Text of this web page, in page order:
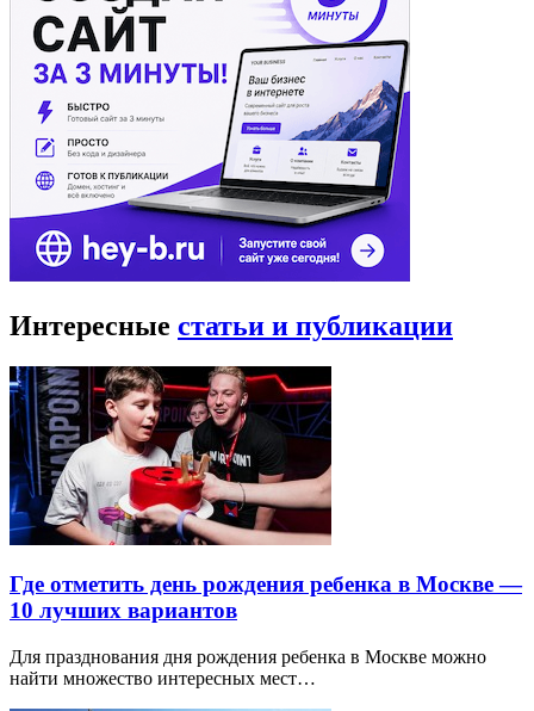
Интересные статьи и публикации
Где отметить день рождения ребенка в Москве —
10 лучших вариантов
Для празднования дня рождения ребенка в Москве можно
найти множество интересных мест…